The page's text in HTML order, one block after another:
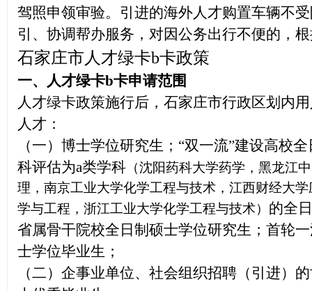
驾照申领审验。引进的海外人才购置车辆不
引、协调帮办服务，对因公务出行不便的，
石家庄市 人才绿卡b卡政策
一、人才绿卡b卡申请范围
人才绿卡政策施行后，石家庄市行政区划内
人才：
（一）博士学位研究生；“双一流”建设高校
科评估为a类学科 （沈阳药科大学药学，黑龙江
理，南京工业大学化学工程与技术，江西财经大
学与工程，浙江工业大学化学工程与技术） 的全
省属骨干院校全日制硕士学位研究生；首轮
士学位毕业生；
（二）企事业单位、社会组织招聘（引进）